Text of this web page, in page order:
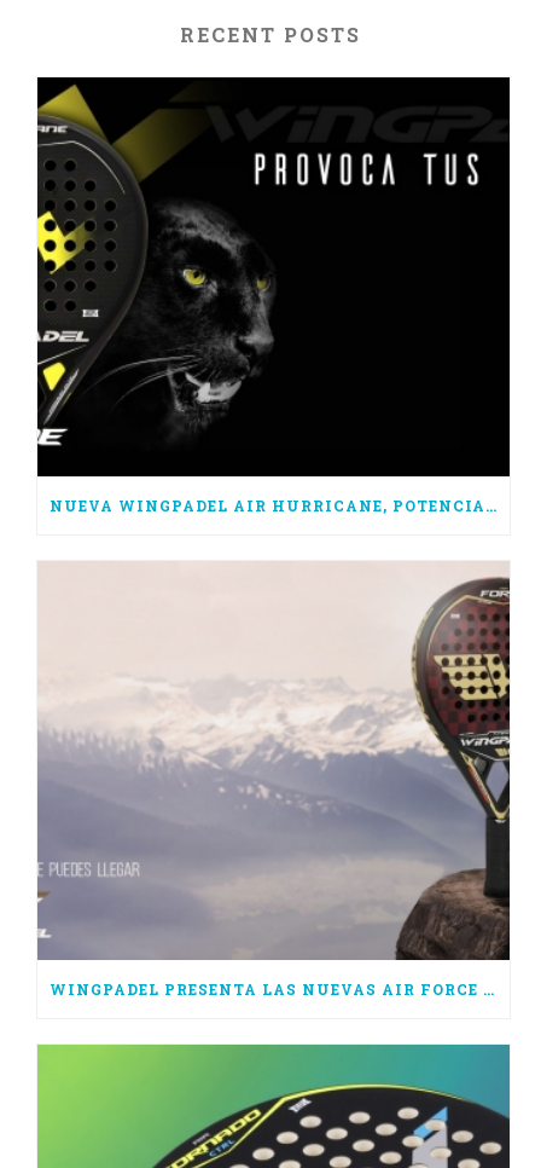
RECENT POSTS
NUEVA WINGPADEL AIR HURRICANE, POTENCIA PURA
WINGPADEL PRESENTA LAS NUEVAS AIR FORCE 3.0